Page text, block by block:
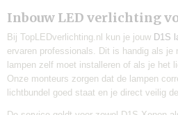
Inbouw LED verlichting
Bij TopLEDverlichting.nl kun je jouw D1S
ervaren professionals. Dit is handig als je
lampen zelf moet installeren of als je het
Onze monteurs zorgen dat de lampen
lichtbundel goed staat en je direct veilig